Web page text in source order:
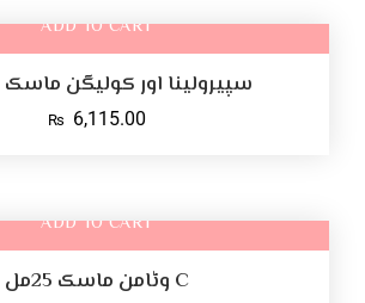
ADD TO CART
سپیرولینا اور کولیگن ماسک 100مل
₨ 6,115.00
ADD TO CART
C وٹامن ماسک 25مل